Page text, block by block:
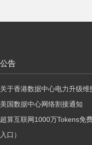
公告
关于香港数据中心电力升级维
美国数据中心网络割接通知
超算互联网1000万Tokens免
入口）